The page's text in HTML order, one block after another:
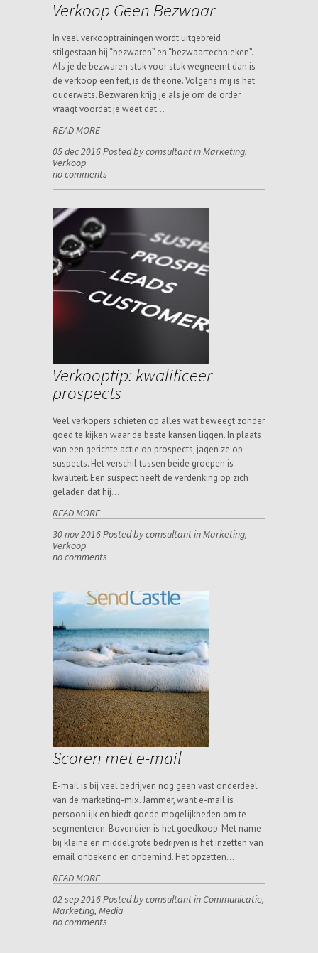
Verkoop Geen Bezwaar
In veel verkooptrainingen wordt uitgebreid
stilgestaan bij “bezwaren” en “bezwaartechnieken”.
Als je de bezwaren stuk voor stuk wegneemt dan is
de verkoop een feit, is de theorie. Volgens mij is het
ouderwets. Bezwaren krijg je als je om de order
vraagt voordat je weet dat…
READ MORE
05 dec 2016 Posted by comsultant inMarketing,
Verkoop
no comments
Verkooptip: kwalificeer
prospects
Veel verkopers schieten op alles wat beweegt zonder
goed te kijken waar de beste kansen liggen. In plaats
van een gerichte actie op prospects, jagen ze op
suspects. Het verschil tussen beide groepen is
kwaliteit. Een suspect heeft de verdenking op zich
geladen dat hij…
READ MORE
30 nov 2016 Posted by comsultant inMarketing,
Verkoop
no comments
Scoren met e-mail
E-mail is bij veel bedrijven nog geen vast onderdeel
van de marketing-mix. Jammer, want e-mail is
persoonlijk en biedt goede mogelijkheden om te
segmenteren. Bovendien is het goedkoop. Met name
bij kleine en middelgrote bedrijven is het inzetten van
email onbekend en onbemind. Het opzetten…
READ MORE
02 sep 2016 Posted by comsultant inCommunicatie,
Marketing, Media
no comments